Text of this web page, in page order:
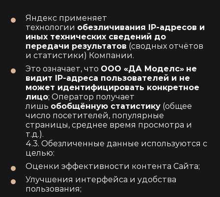
Яндекс применяет
технологии обезличивания IP-адресов и
иных технических сведений до
передачи результатов (сводных отчётов
и статистики) Компании.
Это означает, что ООО «ДА Моделс» не
видит IP-адреса пользователей и не
может идентифицировать конкретное
лицо; Оператор получает
лишь обобщённую статистику (общее
число посетителей, популярные
страницы, среднее время просмотра и
т.д.).
4.3. Обезличенные данные используются с
целью:
Оценки эффективности контента Сайта;
Улучшения интерфейса и удобства
пользования;